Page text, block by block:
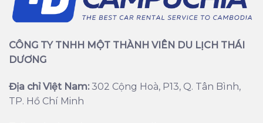
CÔNG TY TNHH MỘT THÀNH VIÊN DU LỊCH THÁI
DƯƠNG
Địa chỉ Việt Nam:302 Cộng Hoà, P13, Q. Tân Bình,
TP. Hồ Chí Minh